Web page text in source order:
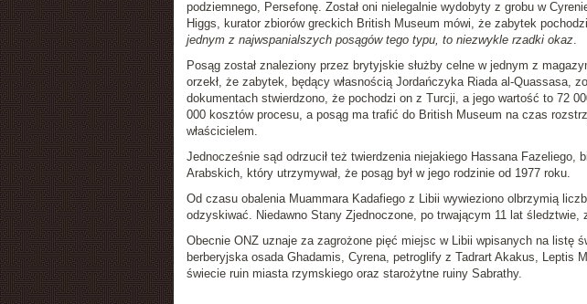
podziemnego, Persefonę. Został oni nielegalnie wydobyty z grobu w
Higgs, kurator zbiorów greckich British Museum mówi, że zabytek
jednym z najwspanialszych posągów tego typu, to niezwykle rzadki okaz.
Posąg został znaleziony przez brytyjskie służby celne w jednym z
orzekł, że zabytek, będący własnością Jordańczyka Riada al-Quassasa,
dokumentach stwierdzono, że pochodzi on z Turcji, a jego wartość to 72
000 kosztów procesu, a posąg ma trafić do British Museum na czas
właścicielem.
Jednocześnie sąd odrzucił też twierdzenia niejakiego Hassana Fazeliego,
Arabskich, który utrzymywał, że posąg był w jego rodzinie od 1977 roku.
Od czasu obalenia Muammara Kadafiego z Libii wywieziono olbrzymią
odzyskiwać. Niedawno Stany Zjednoczone, po trwającym 11 lat śledztwie,
Obecnie ONZ uznaje za zagrożone pięć miejsc w Libii wpisanych na listę
berberyjska osada Ghadamis, Cyrena, petroglify z Tadrart Akakus, Leptis
świecie ruin miasta rzymskiego oraz starożytne ruiny Sabrathy.